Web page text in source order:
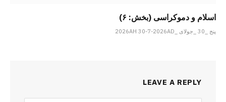
اسلام و دموکراسی (بخش: ۶)
پنج _30 _جولای _2026AH 30-7-2026AD
LEAVE A REPLY